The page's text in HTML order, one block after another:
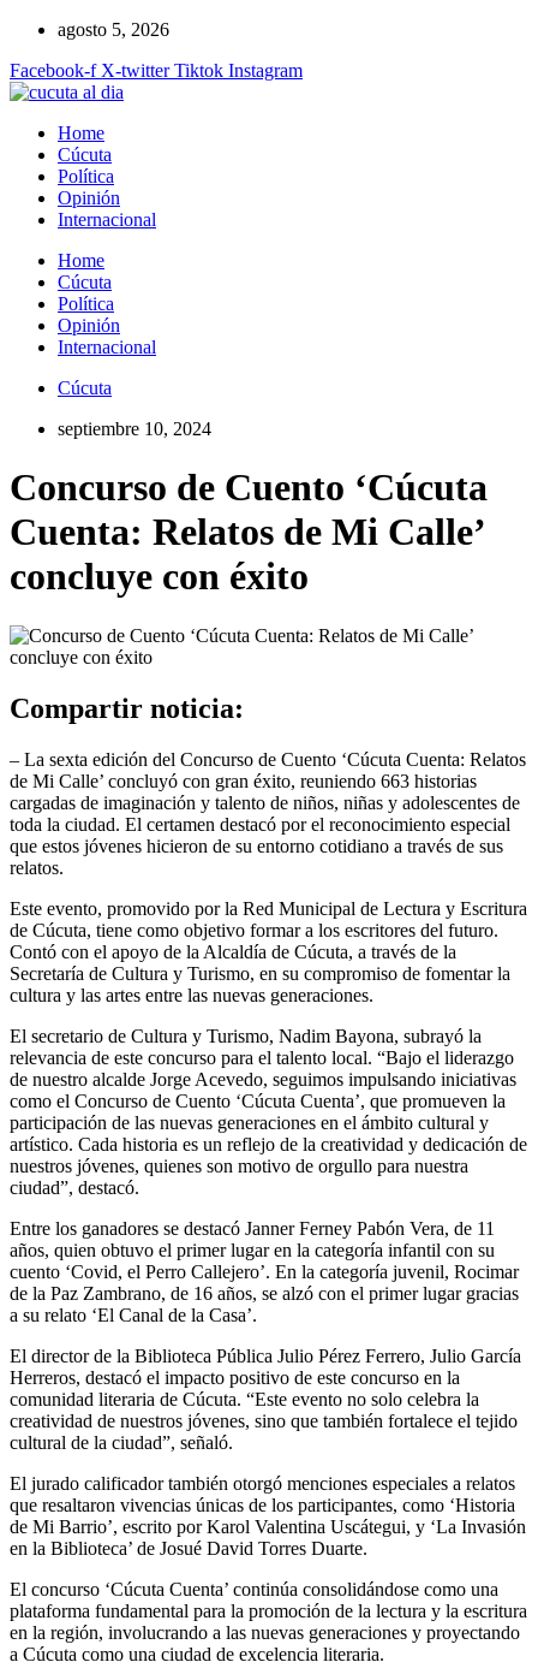
contenido
agosto 5, 2026
Facebook-f X-twitter Tiktok Instagram
Home
Cúcuta
Política
Opinión
Internacional
Home
Cúcuta
Política
Opinión
Internacional
Cúcuta
septiembre 10, 2024
Concurso de Cuento ‘Cúcuta
Cuenta: Relatos de Mi Calle’
concluye con éxito
Compartir noticia:
– La sexta edición del Concurso de Cuento ‘Cúcuta Cuenta: Relatos
de Mi Calle’ concluyó con gran éxito, reuniendo 663 historias
cargadas de imaginación y talento de niños, niñas y adolescentes de
toda la ciudad. El certamen destacó por el reconocimiento especial
que estos jóvenes hicieron de su entorno cotidiano a través de sus
relatos.
Este evento, promovido por la Red Municipal de Lectura y Escritura
de Cúcuta, tiene como objetivo formar a los escritores del futuro.
Contó con el apoyo de la Alcaldía de Cúcuta, a través de la
Secretaría de Cultura y Turismo, en su compromiso de fomentar la
cultura y las artes entre las nuevas generaciones.
El secretario de Cultura y Turismo, Nadim Bayona, subrayó la
relevancia de este concurso para el talento local. “Bajo el liderazgo
de nuestro alcalde Jorge Acevedo, seguimos impulsando iniciativas
como el Concurso de Cuento ‘Cúcuta Cuenta’, que promueven la
participación de las nuevas generaciones en el ámbito cultural y
artístico. Cada historia es un reflejo de la creatividad y dedicación de
nuestros jóvenes, quienes son motivo de orgullo para nuestra
ciudad”, destacó.
Entre los ganadores se destacó Janner Ferney Pabón Vera, de 11
años, quien obtuvo el primer lugar en la categoría infantil con su
cuento ‘Covid, el Perro Callejero’. En la categoría juvenil, Rocimar
de la Paz Zambrano, de 16 años, se alzó con el primer lugar gracias
a su relato ‘El Canal de la Casa’.
El director de la Biblioteca Pública Julio Pérez Ferrero, Julio García
Herreros, destacó el impacto positivo de este concurso en la
comunidad literaria de Cúcuta. “Este evento no solo celebra la
creatividad de nuestros jóvenes, sino que también fortalece el tejido
cultural de la ciudad”, señaló.
El jurado calificador también otorgó menciones especiales a relatos
que resaltaron vivencias únicas de los participantes, como ‘Historia
de Mi Barrio’, escrito por Karol Valentina Uscátegui, y ‘La Invasión
en la Biblioteca’ de Josué David Torres Duarte.
El concurso ‘Cúcuta Cuenta’ continúa consolidándose como una
plataforma fundamental para la promoción de la lectura y la escritura
en la región, involucrando a las nuevas generaciones y proyectando
a Cúcuta como una ciudad de excelencia literaria.